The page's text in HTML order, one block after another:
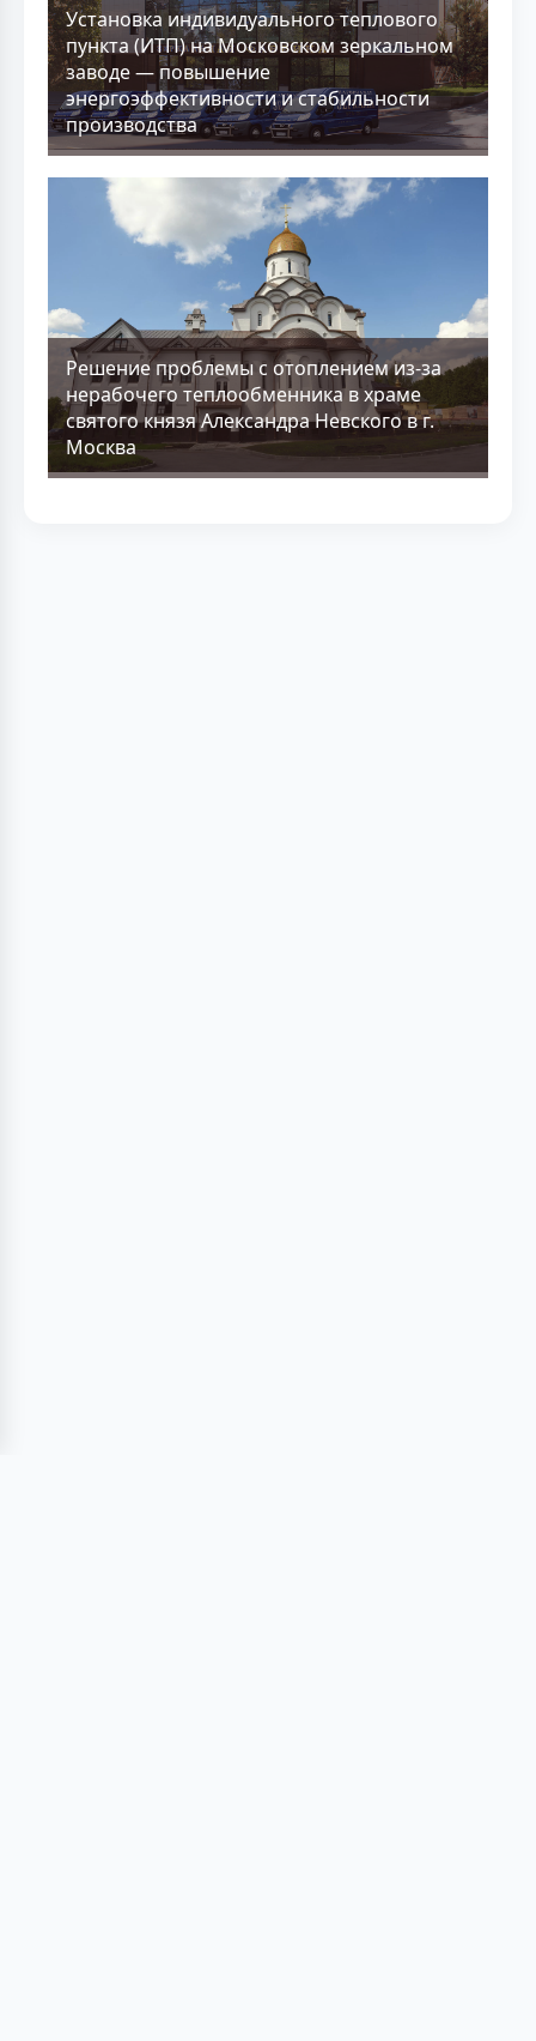
Установка индивидуального теплового
пункта (ИТП) на Московском зеркальном
заводе — повышение
энергоэффективности и стабильности
производства
Решение проблемы с отоплением из-за
нерабочего теплообменника в храме
святого князя Александра Невского в г.
Москва